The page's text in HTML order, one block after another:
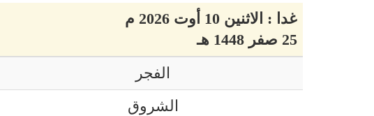
غدا : الاثنين 10 أوت 2026 م
25 صفر 1448 هـ
الفجر
الشروق